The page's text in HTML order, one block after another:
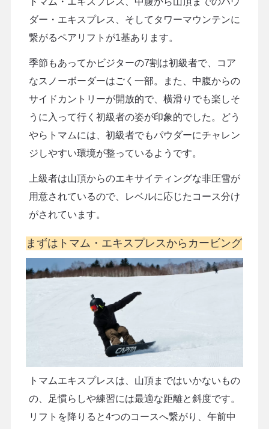
ダー・エキスプレス、そしてタワーマウンテンに
繋がるペアリフトが1基あります。
季節もあってかビジターの7割は初級者で、コア
なスノーボーダーはごく一部。また、中腹からの
サイドカントリーが開放的で、横滑りでも楽しそ
うに入って行く初級者の姿が印象的でした。どう
やらトマムには、初級者でもパウダーにチャレン
ジしやすい環境が整っているようです。
上級者は山頂からのエキサイティングな非圧雪が
用意されているので、レベルに応じたコース分け
がされています。
まずはトマム・エキスプレスからカービング
トマムエキスプレスは、山頂まではいかないもの
の、足慣らしや練習には最適な距離と斜度です。
リフトを降りると4つのコースへ繋がり、午前中